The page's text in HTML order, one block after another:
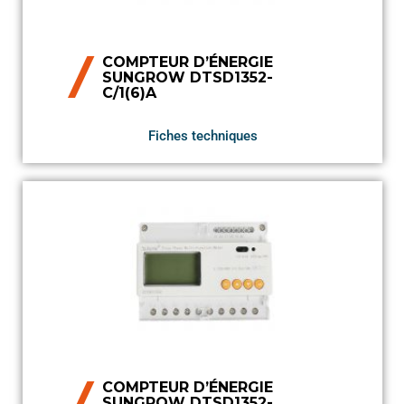
COMPTEUR D’ÉNERGIE
SUNGROW DTSD1352-
C/1(6)A
Fiches techniques
COMPTEUR D’ÉNERGIE